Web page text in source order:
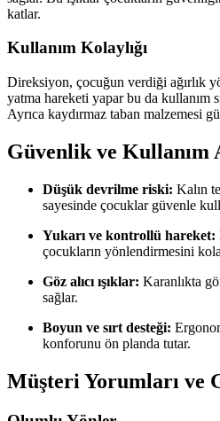
katlar.
Kullanım Kolaylığı
Direksiyon, çocuğun verdiği ağırlık
yatma hareketi yapar bu da kullanım
Ayrıca kaydırmaz taban malzemesi
Güvenlik ve Kullanım
Düşük devrilme riski: Kalın
sayesinde çocuklar güvenle
Yukarı ve kontrollü hareket:
çocukların yönlendirmesini
Göz alıcı ışıklar: Karanlıkta
sağlar.
Boyun ve sırt desteği:
konforunu ön planda tutar.
Müşteri Yorumları